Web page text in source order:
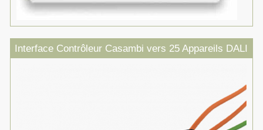
Interface Contrôleur Casambi vers 25 Appareils DALI